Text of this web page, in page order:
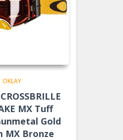
OKLAY
MX Tuff
Gold
MX Bronze